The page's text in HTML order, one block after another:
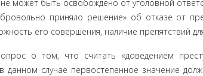
может быть освобождено от уголовной
приняло реше­ние» об отказе от
его совершения, наличие препятствий
о том, что считать «до­ведением
данном случае перво­степенное значение